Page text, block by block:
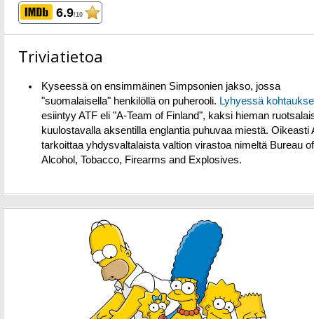
6.9/10
Triviatietoa
Kyseessä on ensimmäinen Simpsonien jakso, jossa
"suomalaisella" henkilöllä on puherooli. Lyhyessä
esiintyy ATF eli "A-Team of Finland", kaksi hieman
kuulostavalla aksentilla englantia puhuvaa miestä. Oikeasti
tarkoittaa yhdysvaltalaista valtion virastoa nimeltä Bureau of
Alcohol, Tobacco, Firearms and Explosives.